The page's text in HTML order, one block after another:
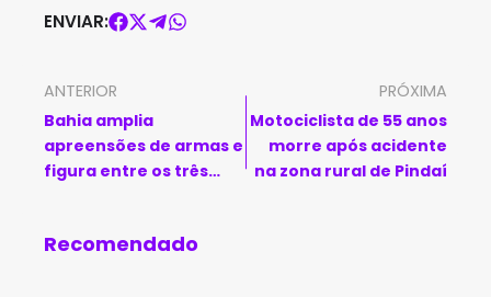
ENVIAR:
ANTERIOR
Bahia amplia
apreensões de armas e
figura entre os três
PRÓXIMA
Motociclista de 55 anos
morre após acidente
na zona rural de Pindaí
Recomendado